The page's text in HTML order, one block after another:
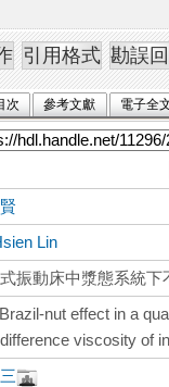
次 參考文獻 電子全
Lin
振動床中漿態系統
nut effect in a
viscosity of